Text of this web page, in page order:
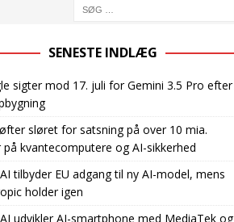
SENESTE INDLÆG
sigter mod 17. juli for Gemini 3.5 Pro efter
sløret for satsning på over 10 mia.
på kvantecomputere og AI-sikkerhed
tilbyder EU adgang til ny AI-model, mens
holder igen
udvikler AI-smartphone med MediaTek og